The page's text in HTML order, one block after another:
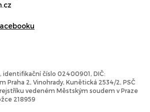
identifikační číslo 02400901, DIČ:
Praha 2, Vinohrady, Kunětická 2534/2, PSČ
vedeném Městským soudem v Praze
218959